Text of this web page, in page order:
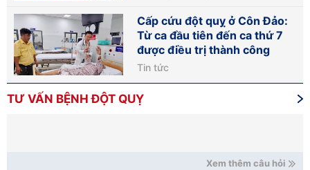
Cấp cứu đột quỵ ở Côn Đảo:
Từ ca đầu tiên đến ca thứ 7
được điều trị thành công
Tin tức
TƯ VẤN BỆNH ĐỘT QUỴ
Xem thêm câu hỏi